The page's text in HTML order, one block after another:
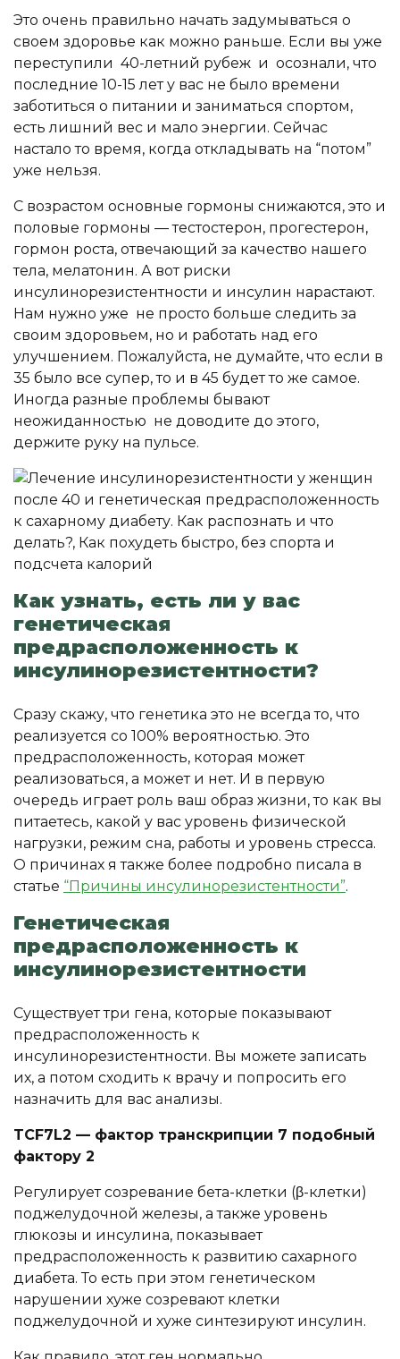
Это очень правильно начать задумываться о
своем здоровье как можно раньше. Если вы уже
переступили 40-летний рубеж и осознали, что
последние 10-15 лет у вас не было времени
заботиться о питании и заниматься спортом,
есть лишний вес и мало энергии. Сейчас
настало то время, когда откладывать на “потом”
уже нельзя.
С возрастом основные гормоны снижаются, это и
половые гормоны — тестостерон, прогестерон,
гормон роста, отвечающий за качество нашего
тела, мелатонин. А вот риски
инсулинорезистентности и инсулин нарастают.
Нам нужно уже не просто больше следить за
своим здоровьем, но и работать над его
улучшением. Пожалуйста, не думайте, что если в
35 было все супер, то и в 45 будет то же самое.
Иногда разные проблемы бывают
неожиданностью не доводите до этого,
держите руку на пульсе.
Как узнать, есть ли у вас
генетическая
предрасположенность к
инсулинорезистентности?
Сразу скажу, что генетика это не всегда то, что
реализуется со 100% вероятностью. Это
предрасположенность, которая может
реализоваться, а может и нет. И в первую
очередь играет роль ваш образ жизни, то как вы
питаетесь, какой у вас уровень физической
нагрузки, режим сна, работы и уровень стресса.
О причинах я также более подробно писала в
статье “Причины инсулинорезистентности”.
Генетическая
предрасположенность к
инсулинорезистентности
Существует три гена, которые показывают
предрасположенность к
инсулинорезистентности. Вы можете записать
их, а потом сходить к врачу и попросить его
назначить для вас анализы.
TCF7L2 — фактор транскрипции 7 подобный
фактору 2
Регулирует созревание бета-клетки (β-клетки)
поджелудочной железы, а также уровень
глюкозы и инсулина, показывает
предрасположенность к развитию сахарного
диабета. То есть при этом генетическом
нарушении хуже созревают клетки
поджелудочной и хуже синтезируют инсулин.